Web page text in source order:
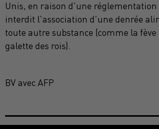
Unis, en raison d'une réglementation
interdit l'association d'une denrée
toute autre substance (comme la fève
galette des rois).
BV avec AFP